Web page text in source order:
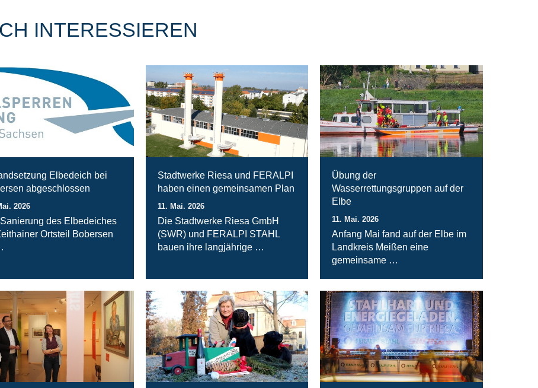
INTERESSIEREN
Elbedeich bei
abgeschlossen
2026
des Elbedeiches
Ortsteil Bobersen
Stadtwerke Riesa und FERALPI
haben einen gemeinsamen Plan
11. Mai. 2026
Die Stadtwerke Riesa GmbH
(SWR) und FERALPI STAHL
bauen ihre langjährige …
Übung der
Wasserrettungsgruppen auf der
Elbe
11. Mai. 2026
Anfang Mai fand auf der Elbe im
Landkreis Meißen eine
gemeinsame …